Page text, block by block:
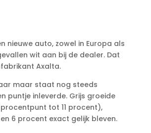
nieuwe auto, zowel in Europa als
wit aan bij de dealer. Dat
Axalta.
maar staat nog steeds
puntje inleverde. Grijs groeide
tot 11 procent),
6 procent exact gelijk bleven.